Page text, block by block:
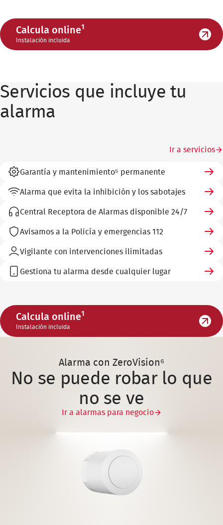
Calcula online1
Instalación incluida
Servicios que incluye tu
alarma
Ir a servicios
Garantía y mantenimiento⁵ permanente
Alarma que evita la inhibición y los sabotajes
Central Receptora de Alarmas disponible 24/7
Avisamos a la Policía y emergencias 112
Vigilante con intervenciones ilimitadas
Gestiona tu alarma desde cualquier lugar
Calcula online1
Instalación incluida
Alarma con ZeroVision⁶
No se puede robar lo que
no se ve
Ir a alarmas para negocio